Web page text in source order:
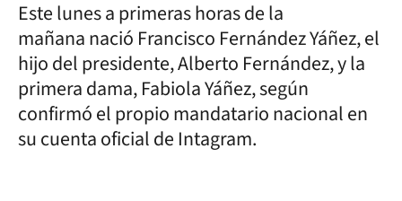
Este lunes a primeras horas de la
mañana nació Francisco Fernández Yáñez, el
hijo del presidente, Alberto Fernández, y la
primera dama, Fabiola Yáñez, según
confirmó el propio mandatario nacional en
su cuenta oficial de Intagram.